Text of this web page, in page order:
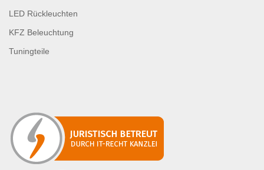
LED Rückleuchten
KFZ Beleuchtung
Tuningteile